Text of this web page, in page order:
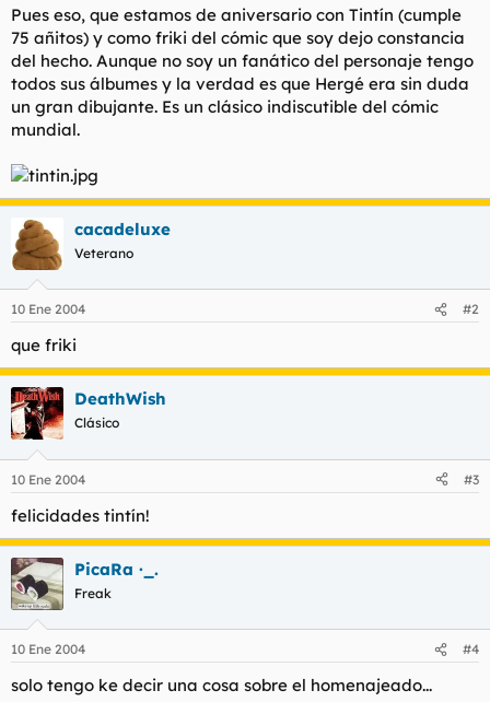
r
e
l
t
e
m
n
c
i
o
Pues eso, que estamos de aniversario con Tintín (cumple
75 añitos) y como friki del cómic que soy dejo constancia
del hecho. Aunque no soy un fanático del personaje tengo
todos sus álbumes y la verdad es que Hergé era sin duda
un gran dibujante. Es un clásico indiscutible del cómic
mundial.
cacadeluxe
Veterano
10 Ene 2004 #2
que friki
DeathWish
Clásico
10 Ene 2004 #3
felicidades tintín!
PicaRa ·_.
Freak
10 Ene 2004 #4
solo tengo ke decir una cosa sobre el homenajeado...